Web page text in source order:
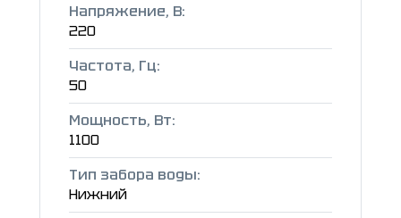
Напряжение, В:
220
Частота, Гц:
50
Мощность, Вт:
1100
Тип забора воды:
Нижний